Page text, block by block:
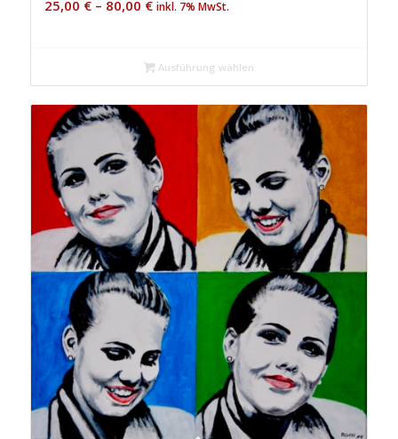
25,00 €– 80,00 € inkl. 7% MwSt.
Ausführung wählen